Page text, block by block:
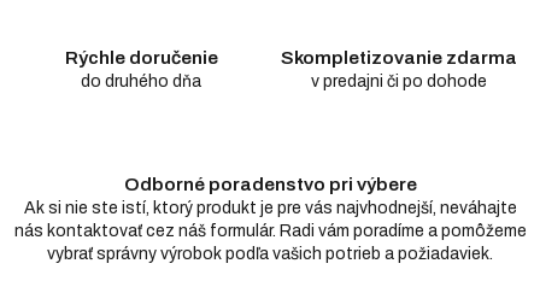
p
i
s
u
Rýchle doručenie
do druhého dňa
Skompletizovanie zdarma
v predajni či po dohode
Odborné poradenstvo pri výbere
Ak si nie ste istí, ktorý produkt je pre vás najvhodnejší, neváhajte
nás kontaktovať cez náš formulár. Radi vám poradíme a pomôžeme
vybrať správny výrobok podľa vašich potrieb a požiadaviek.